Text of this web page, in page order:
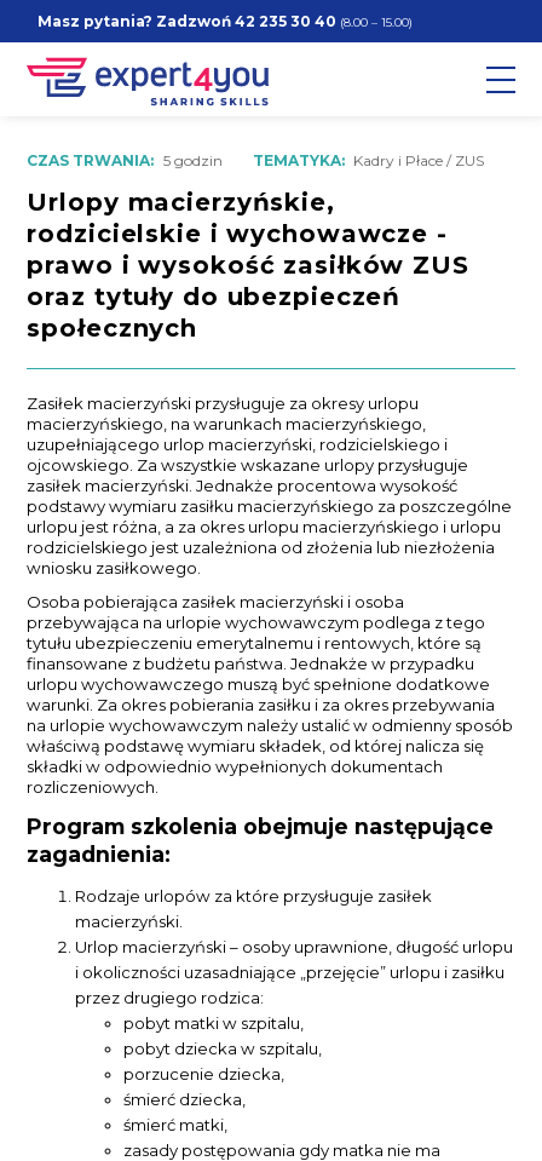
Masz pytania? Zadzwoń42 235 30 40 (8.00 – 15.00)
CZAS TRWANIA: 5 godzin TEMATYKA: Kadry i Płace / ZUS
Urlopy macierzyńskie,
rodzicielskie i wychowawcze -
prawo i wysokość zasiłków ZUS
oraz tytuły do ubezpieczeń
społecznych
Zasiłek macierzyński przysługuje za okresy urlopu
macierzyńskiego, na warunkach macierzyńskiego,
uzupełniającego urlop macierzyński, rodzicielskiego i
ojcowskiego. Za wszystkie wskazane urlopy przysługuje
zasiłek macierzyński. Jednakże procentowa wysokość
podstawy wymiaru zasiłku macierzyńskiego za poszczególne
urlopu jest różna, a za okres urlopu macierzyńskiego i urlopu
rodzicielskiego jest uzależniona od złożenia lub niezłożenia
wniosku zasiłkowego.
Osoba pobierająca zasiłek macierzyński i osoba
przebywająca na urlopie wychowawczym podlega z tego
tytułu ubezpieczeniu emerytalnemu i rentowych, które są
finansowane z budżetu państwa. Jednakże w przypadku
urlopu wychowawczego muszą być spełnione dodatkowe
warunki. Za okres pobierania zasiłku i za okres przebywania
na urlopie wychowawczym należy ustalić w odmienny sposób
właściwą podstawę wymiaru składek, od której nalicza się
składki w odpowiednio wypełnionych dokumentach
rozliczeniowych.
Program szkolenia obejmuje następujące
zagadnienia:
Rodzaje urlopów za które przysługuje zasiłek
macierzyński.
Urlop macierzyński – osoby uprawnione, długość urlopu
i okoliczności uzasadniające „przejęcie” urlopu i zasiłku
przez drugiego rodzica:
pobyt matki w szpitalu,
pobyt dziecka w szpitalu,
porzucenie dziecka,
śmierć dziecka,
śmierć matki,
zasady postępowania gdy matka nie ma